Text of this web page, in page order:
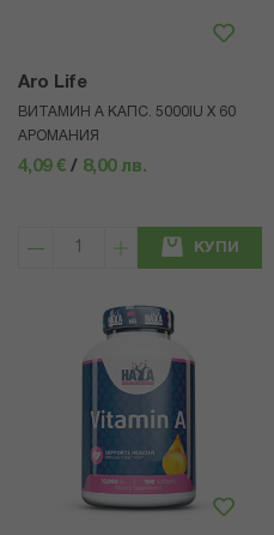
Aro Life
ВИТАМИН А КАПС. 5000IU Х 60
АРОМАНИЯ
4,09 € / 8,00 лв.
КУПИ